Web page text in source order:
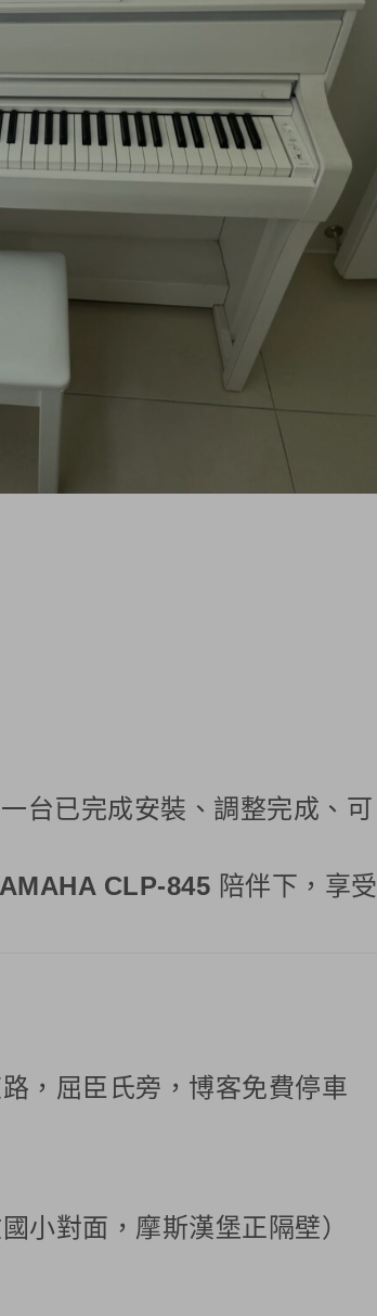
台已完成安裝、調整完成、可
CLP-845 陪伴下，享受
，屈臣氏旁，博客免費停車
小對面，摩斯漢堡正隔壁）